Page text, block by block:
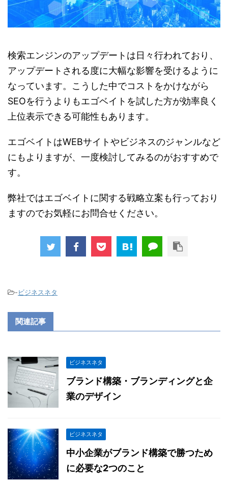
検索エンジンのアップデートは日々行われており、
アップデートされる度に大幅な影響を受けるように
なっています。こうした中でコストをかけながら
SEOを行うよりもエゴベイトを試した方が効率良く
上位表示できる可能性もあります。
エゴベイトはWEBサイトやビジネスのジャンルなど
にもよりますが、一度検討してみるのがおすすめで
す。
弊社ではエゴベイトに関する戦略立案も行っており
ますのでお気軽にお問合せください。
-ビジネスネタ
関連記事
ビジネスネタ
ブランド構築・ブランディングと企
業のデザイン
ビジネスネタ
中小企業がブランド構築で勝つため
に必要な2つのこと